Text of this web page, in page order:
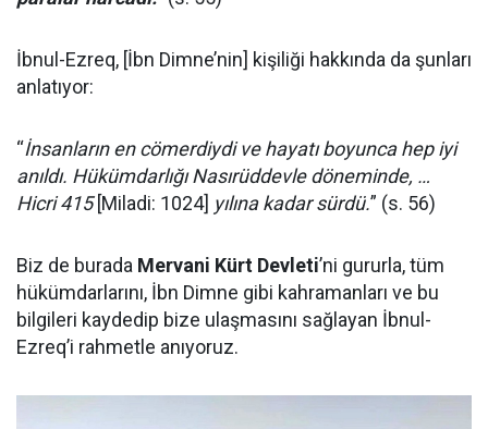
İbnul-Ezreq, [İbn Dimne’nin] kişiliği hakkında da şunları
anlatıyor:
“İnsanların en cömerdiydi ve hayatı boyunca hep iyi
anıldı. Hükümdarlığı Nasırüddevle döneminde, …
Hicri 415[Miladi: 1024] yılına kadar sürdü.” (s. 56)
Biz de burada Mervani Kürt Devleti’ni gururla, tüm
hükümdarlarını, İbn Dimne gibi kahramanları ve bu
bilgileri kaydedip bize ulaşmasını sağlayan İbnul-
Ezreq’i rahmetle anıyoruz.